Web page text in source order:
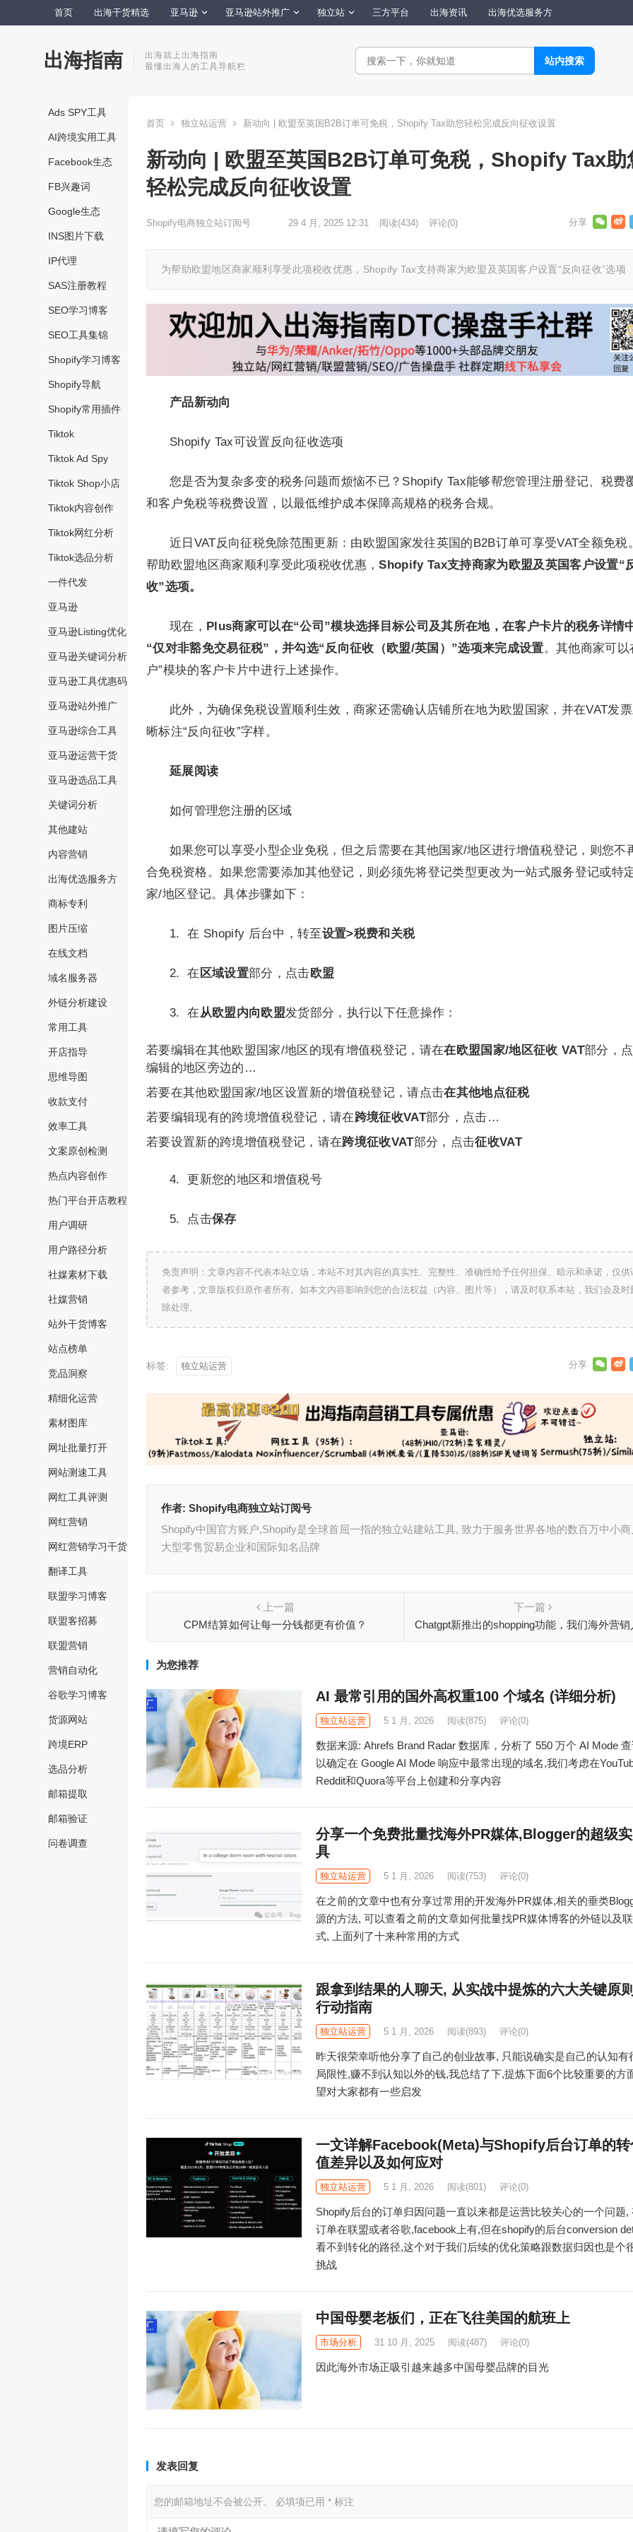
首页 出海干货精选 亚马逊 亚马逊站外推广 独立站 三方平台 出海资讯 出海优选服务方
出海指南
出海就上出海指南
最懂出海人的工具导航栏
Ads SPY工具
AI跨境实用工具
Facebook生态
FB兴趣词
Google生态
INS图片下载
IP代理
SAS注册教程
SEO学习博客
SEO工具集锦
Shopify学习博客
Shopify导航
Shopify常用插件
Tiktok
Tiktok Ad Spy
Tiktok Shop小店
Tiktok内容创作
Tiktok网红分析
Tiktok选品分析
一件代发
亚马逊
亚马逊Listing优化
亚马逊关键词分析
亚马逊工具优惠码
亚马逊站外推广
亚马逊综合工具
亚马逊运营干货
亚马逊选品工具
关键词分析
其他建站
内容营销
出海优选服务方
商标专利
图片压缩
在线文档
域名服务器
外链分析建设
常用工具
开店指导
思维导图
收款支付
效率工具
文案原创检测
热点内容创作
热门平台开店教程
用户调研
用户路径分析
社媒素材下载
社媒营销
站外干货博客
站点榜单
竞品洞察
精细化运营
素材图库
网址批量打开
网站测速工具
网红工具评测
网红营销
网红营销学习干货
翻译工具
联盟学习博客
联盟客招募
联盟营销
营销自动化
谷歌学习博客
货源网站
跨境ERP
选品分析
邮箱提取
邮箱验证
问卷调查
首页 独立站运营 新动向 | 欧盟至英国B2B订单可免税，Shopify Tax助您轻松完成反向征收设置
新动向 | 欧盟至英国B2B订单可免税，Shopify Tax助
轻松完成反向征收设置
Shopify电商独立站订阅号 29 4 月, 2025 12:31 阅读(434) 评论(0)
为帮助欧盟地区商家顺利享受此项税收优惠，Shopify Tax支持商家为欧盟及英国客户设置“反向征收”选项
产品新动向
Shopify Tax可设置反向征收选项
您是否为复杂多变的税务问题而烦恼不已？Shopify Tax能够帮您管理注册登记、税费
和客户免税等税费设置，以最低维护成本保障高规格的税务合规。
近日VAT反向征税免除范围更新：由欧盟国家发往英国的B2B订单可享受VAT全额免税
帮助欧盟地区商家顺利享受此项税收优惠，Shopify Tax支持商家为欧盟及英国客户设置“
收”选项。
现在， Plus商家可以在“公司”模块选择目标公司及其所在地，在客户卡片的税务详情
“仅对非豁免交易征税”，并勾选“反向征收（欧盟/英国）”选项来完成设置。其他商家可以
户”模块的客户卡片中进行上述操作。
此外，为确保免税设置顺利生效，商家还需确认店铺所在地为欧盟国家，并在VAT发
晰标注“反向征收”字样。
延展阅读
如何管理您注册的区域
如果您可以享受小型企业免税，但之后需要在其他国家/地区进行增值税登记，则您不
合免税资格。如果您需要添加其他登记，则必须先将登记类型更改为一站式服务登记或特
家/地区登记。具体步骤如下：
1. 在 Shopify 后台中，转至设置>税费和关税
2. 在 区域设置部分，点击 欧盟
3. 在 从欧盟内向欧盟发货部分，执行以下任意操作：
若要编辑在其他欧盟国家/地区的现有增值税登记，请在在欧盟国家/地区征收 VAT部分，
编辑的地区旁边的…
若要在其他欧盟国家/地区设置新的增值税登记，请点击在其他地点征税
若要编辑现有的跨境增值税登记，请在跨境征收VAT部分，点击…
若要设置新的跨境增值税登记，请在跨境征收VAT部分，点击征收VAT
4. 更新您的地区和增值税号
5. 点击保存
免责声明：文章内容不代表本站立场，本站不对其内容的真实性、完整性、准确性给予任何担保、暗示和承诺，仅供
者参考，文章版权归原作者所有。如本文内容影响到您的合法权益（内容、图片等），请及时联系本站，我们会及时
除处理。
标签: 独立站运营
作者: Shopify电商独立站订阅号
Shopify中国官方账户,Shopify是全球首屈一指的独立站建站工具, 致力于服务世界各地的数百万中小商
大型零售贸易企业和国际知名品牌
上一篇
CPM结算如何让每一分钱都更有价值？
下一篇
Chatgpt新推出的shopping功能，我们海外营销
为您推荐
AI 最常引用的国外高权重100 个域名 (详细分析)
独立站运营 5 1 月, 2026 阅读(875) 评论(0)
数据来源: Ahrefs Brand Radar 数据库，分析了 550 万个 AI Mode
以确定在 Google AI Mode 响应中最常出现的域名,我们考虑在
Reddit和Quora等平台上创建和分享内容
分享一个免费批量找海外PR媒体,Blogger的超级
具
独立站运营 5 1 月, 2026 阅读(753) 评论(0)
在之前的文章中也有分享过常用的开发海外PR媒体,相关的垂类
源的方法, 可以查看之前的文章如何批量找PR媒体博客的外链以及
式, 上面列了十来种常用的方式
跟拿到结果的人聊天, 从实战中提炼的六大关键原
行动指南
独立站运营 5 1 月, 2026 阅读(893) 评论(0)
昨天很荣幸听他分享了自己的创业故事, 只能说确实是自己的认知有
局限性,赚不到认知以外的钱,我总结了下,提炼下面6个比较重要的方
望对大家都有一些启发
一文详解Facebook(Meta)与Shopify后台订单的转
值差异以及如何应对
独立站运营 5 1 月, 2026 阅读(801) 评论(0)
Shopify后台的订单归因问题一直以来都是运营比较关心的一个问题,
订单在联盟或者谷歌,facebook上有,但在shopify的后台conversion
看不到转化的路径,这个对于我们后续的优化策略跟数据归因也是个
挑战
中国母婴老板们，正在飞往美国的航班上
市场分析 31 10 月, 2025 阅读(487) 评论(0)
因此海外市场正吸引越来越多中国母婴品牌的目光
发表回复
您的邮箱地址不会被公开。 必填项已用 * 标注